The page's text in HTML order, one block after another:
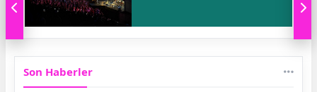
Son Haberler